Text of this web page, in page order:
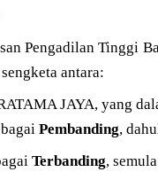
Pengadilan Tinggi
antara:
JAYA, yang
Pembanding,
Terbanding, semula